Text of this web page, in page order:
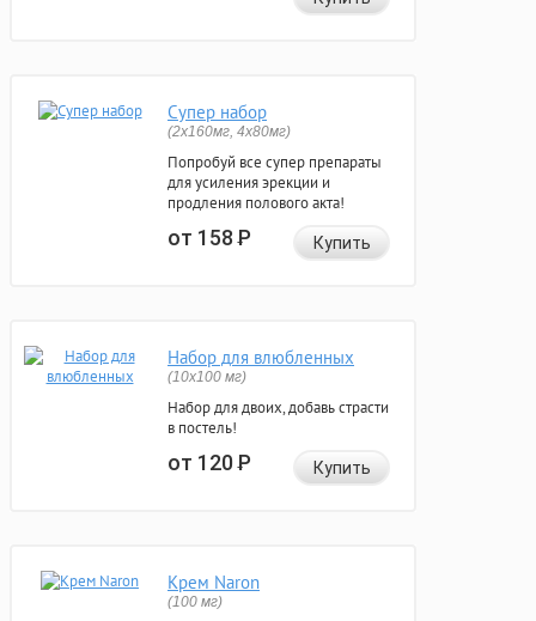
Супер набор
(2х160мг, 4х80мг)
Попробуй все супер препараты
для усиления эрекции и
продления полового акта!
от 158Р Купить
Набор для влюбленных
(10х100 мг)
Набор для двоих, добавь страсти
в постель!
от 120Р Купить
Крем Naron
(100 мг)